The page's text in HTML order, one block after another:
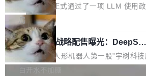
等内容展开系统讲解和实战交流，帮助企业
步了解开源鸿蒙在智能...
据：2025 年全年 10 亿次 commit。现在，
2.75 亿次，全年预计 140 亿次。GitHub...
上，Prime Agent + Opus 5 的组合达到了
5% RHAE Best@1，超过了 ARC 报告的人
家基线 95.4%。 不是又一个 coding agent
器 Prime Agent 的架构和市面上大多数
agent 有本质区别。大多数 agent harness
计是基于早期模型的能力—...
止，但你要承认哪些代码不是你写的
Rust 语言项目正式通过了一项 LLM 使用政
覆盖 rust-lang/rust 单一仓库的代码贡献。
是项目级别的官方立场，目前由五个团队采
但它可能是主流开源项目中关于 AI 辅助贡
细致的一份规则。 政策的核心只有一句话
可以用来分析、提炼、审阅、建议，但不
局
宇树科技 IPO 战略配售曝光：DeepSe
ek 获配 93.3 万股，锁定 36 个月
8月6日晚间，“人形机器人第一股”宇树科技
有限公司披露IPO发行价格及战略配售结果
白开水不加糖